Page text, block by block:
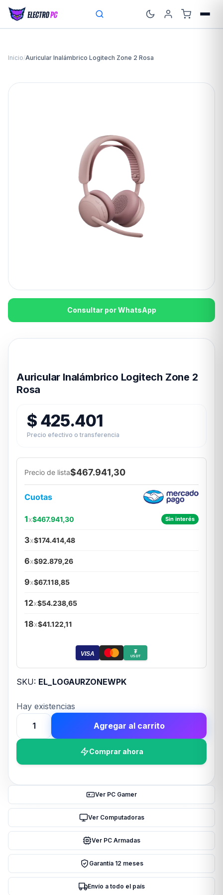
Inicio/Auricular Inalámbrico Logitech Zone 2 Rosa
Consultar por WhatsApp
Auricular Inalámbrico Logitech Zone 2
Rosa
$ 425.401
Precio efectivo o transferencia
Precio de lista$467.941,30
Cuotas
1x$467.941,30 Sin interés
3x$174.414,48
6x$92.879,26
9x$67.118,85
12x$54.238,65
18x$41.122,11
VISA ₮
USDT
SKU: EL_LOGAURZONEWPK
Hay existencias
Auricular
Inalámbrico
cantidad
Agregar al carrito
Comprar ahora
Ver PC Gamer
Ver Computadoras
Ver PC Armadas
Garantía 12 meses
Envío a todo el país